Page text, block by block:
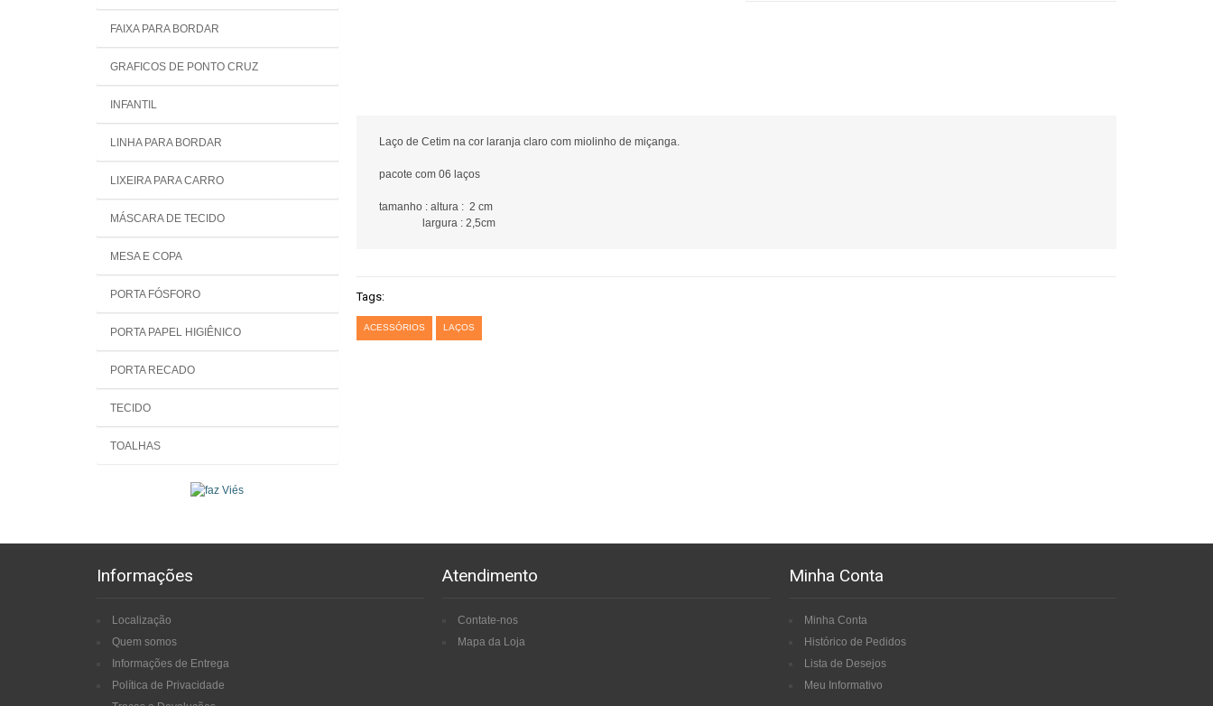
FAIXA PARA BORDAR
GRAFICOS DE PONTO CRUZ
INFANTIL
LINHA PARA BORDAR
LIXEIRA PARA CARRO
MÁSCARA DE TECIDO
MESA E COPA
PORTA FÓSFORO
PORTA PAPEL HIGIÊNICO
PORTA RECADO
TECIDO
TOALHAS
Laço de Cetim na cor laranja claro com miolinho de miçanga.
pacote com 06 laços
tamanho : altura : 2 cm
largura : 2,5cm
Tags:
ACESSÓRIOS LAÇOS
Informações
Localização
Quem somos
Informações de Entrega
Política de Privacidade
Atendimento
Contate-nos
Mapa da Loja
Minha Conta
Minha Conta
Histórico de Pedidos
Lista de Desejos
Meu Informativo